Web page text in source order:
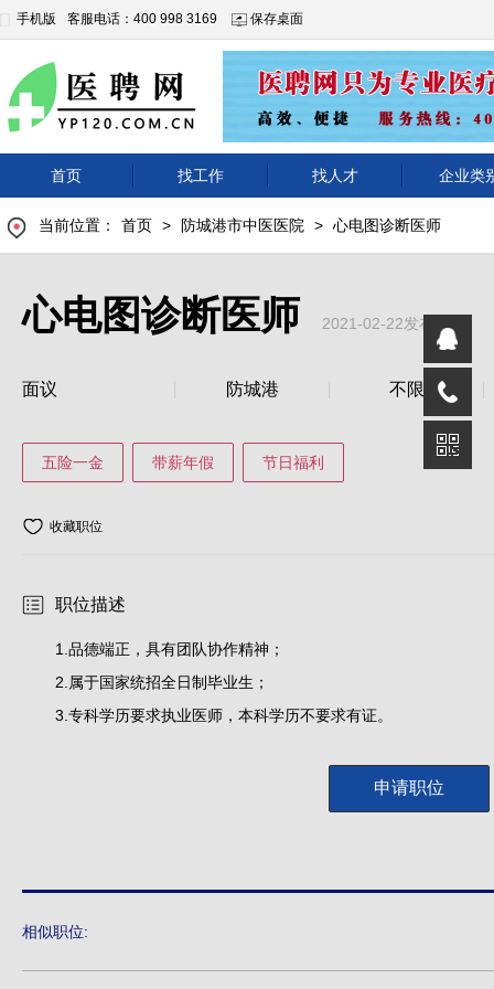
手机版 客服电话：400 998 3169 保存桌面
首页 找工作 找人才 企业类
当前位置： 首页 > 防城港市中医医院 > 心电图诊断医师
心电图诊断医师 2021-02-22发布
面议 防城港 不限
五险一金 带薪年假 节日福利
收藏职位
职位描述
1.品德端正，具有团队协作精神；
2.属于国家统招全日制毕业生；
3.专科学历要求执业医师，本科学历不要求有证。
申请职位
相似职位: